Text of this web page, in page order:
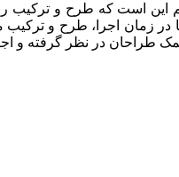
این است که طرح و ترکیب
در زمان اجرا، طرح و ترکیب
طراحان در نظر گرفته و